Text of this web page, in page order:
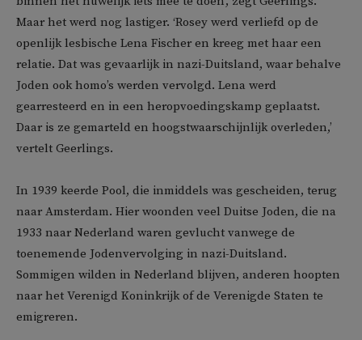
Maar het werd nog lastiger. ‘Rosey werd verliefd op de
openlijk lesbische Lena Fischer en kreeg met haar een
relatie. Dat was gevaarlijk in nazi-Duitsland, waar behalve
Joden ook homo’s werden vervolgd. Lena werd
gearresteerd en in een heropvoedingskamp geplaatst.
Daar is ze gemarteld en hoogstwaarschijnlijk overleden,’
vertelt Geerlings.
In 1939 keerde Pool, die inmiddels was gescheiden, terug
naar Amsterdam. Hier woonden veel Duitse Joden, die na
1933 naar Nederland waren gevlucht vanwege de
toenemende Jodenvervolging in nazi-Duitsland.
Sommigen wilden in Nederland blijven, anderen hoopten
naar het Verenigd Koninkrijk of de Verenigde Staten te
emigreren.